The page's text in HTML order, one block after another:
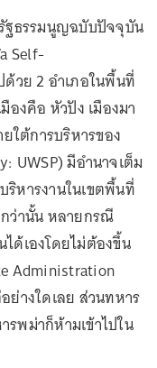
ฐธรรมนูญฉบับปัจจุบัน
Self-
วย 2 อำเภอในพื้นที่
งคือ หัวปัง เมืองมา
ใต้การบริหารของ
UWSP) มีอำนาจเต็ม
หารงานในเขตพื้นที่
ว่านั้น หลายกรณี
ด้เองโดยไม่ต้องขึ้น
Administration
ย่างใดเลย ส่วนทหาร
พม่าก็ห้ามเข้าไปใน